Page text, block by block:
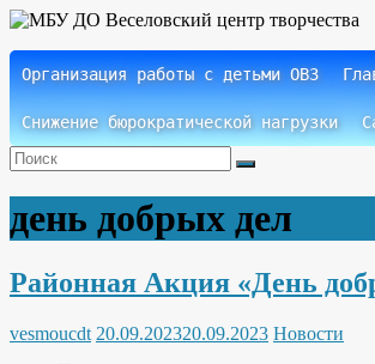
Skip
content
МБУ ДО
Веселовский
центр
творчества
Веселовский
центр
творчества
Организация работы с детьми ОВЗ
Снижение бюрократической нагрузки
день добрых дел
Районная Акция «День
vesmoucdt 20.09.202320.09.2023 Новости